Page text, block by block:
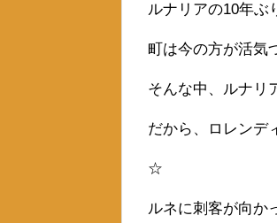
ルナリアの10年ぶ
町は今の方が活気
そんな中、ルナリ
だから、ロレンデ
☆
ルネに刺客が向か